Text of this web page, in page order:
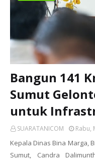
Bangun 141
Sumut
untuk
SUARATANICOM Rabu,
Kepala Dinas Bina Marga,
Sumut, Candra